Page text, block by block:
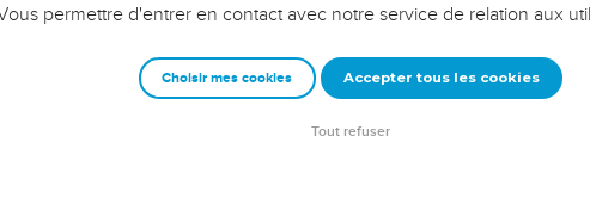
guidiez un ministère, une équipe, un groupe ou une famille,
permettre d'entrer en contact avec notre service de relation aux
Choisir mes cookies Accepter tous les cookies
Tout refuser